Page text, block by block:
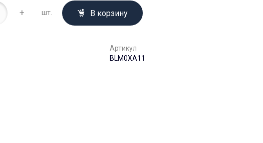
+ шт. В корзину
Артикул
BLM0XA11